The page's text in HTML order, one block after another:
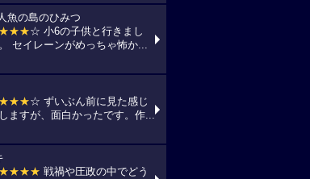
魚の島のひみつ
☆ 小6の子供と行きまし
セイレーンがめっちゃ怖か...
☆ ずいぶん前に見た感じ
ますが、面白かったです。作...
戦禍や圧政の中でどう